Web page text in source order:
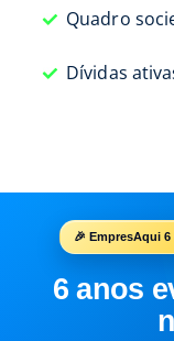
Quadro
Dívidas
🎉 EmpresAqui
6 anos